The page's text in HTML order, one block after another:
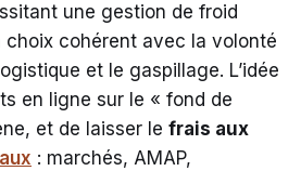
une gestion de froid
choix cohérent avec la volonté
et le gaspillage. L’idée
en ligne sur le « fond de
et de laisser le frais aux
: marchés, AMAP,